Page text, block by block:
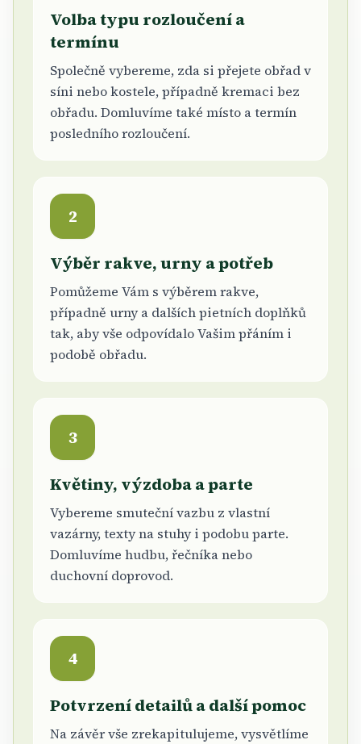
Volba typu rozloučení a
termínu
Společně vybereme, zda si přejete obřad v
síni nebo kostele, případně kremaci bez
obřadu. Domluvíme také místo a termín
posledního rozloučení.
2
Výběr rakve, urny a potřeb
Pomůžeme Vám s výběrem rakve,
případně urny a dalších pietních doplňků
tak, aby vše odpovídalo Vašim přáním i
podobě obřadu.
3
Květiny, výzdoba a parte
Vybereme smuteční vazbu z vlastní
vazárny, texty na stuhy i podobu parte.
Domluvíme hudbu, řečníka nebo
duchovní doprovod.
4
Potvrzení detailů a další pomoc
Na závěr vše zrekapitulujeme, vysvětlíme